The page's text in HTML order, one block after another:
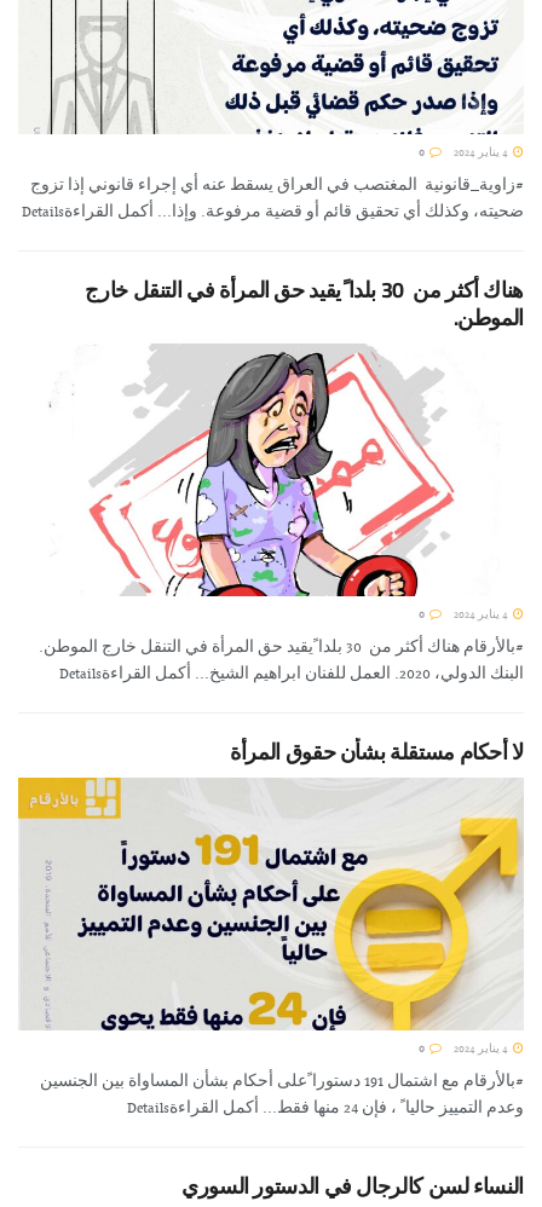
#زاوية_قانونية المغتصب في العراق يسقط عنه أي إجراء قانوني إذا تزوج
ضحيته، وكذلك أي تحقيق قائم أو قضية مرفوعة. وإذا... أكمل القراءةDetails
هناك أكثر من 30 بلدا ًيقيد حق المرأة في التنقل خارج
الموطن.
#بالأرقام هناك أكثر من 30 بلدا ًيقيد حق المرأة في التنقل خارج الموطن.
البنك الدولي، 2020. العمل للفنان ابراهيم الشيخ... أكمل القراءةDetails
لا أحكام مستقلة بشأن حقوق المرأة
#بالأرقام مع اشتمال 191 دستورا ًعلى أحكام بشأن المساواة بين الجنسين
وعدم التمييز حاليا ً ، فإن 24 منها فقط... أكمل القراءةDetails
النساء لسن كالرجال في الدستور السوري